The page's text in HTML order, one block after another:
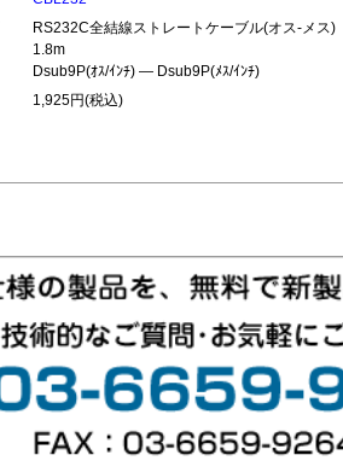
RS232C全結線ストレートケーブル(オス-メス)
1.8m
Dsub9P(ｵｽ/ｲﾝﾁ) ― Dsub9P(ﾒｽ/ｲﾝﾁ)
1,925円(税込)